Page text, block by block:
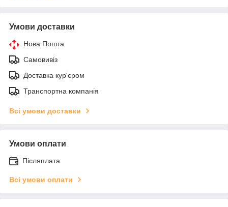
Умови доставки
Нова Пошта
Самовивіз
Доставка кур'єром
Транспортна компанія
Всі умови доставки
Умови оплати
Післяплата
Всі умови оплати